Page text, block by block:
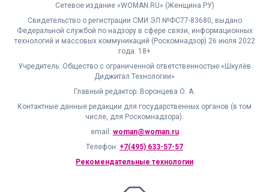
Сетевое издание «WOMAN.RU» (Женщина.РУ)
Свидетельство о регистрации СМИ ЭЛ №ФС77-83680, выдано
Федеральной службой по надзору в сфере связи, информационных
технологий и массовых коммуникаций (Роскомнадзор) 26 июля 2022
года. 18+
Учредитель: Общество с ограниченной ответственностью «Шкулёв
Диджитал Технологии»
Главный редактор: Воронцева О. А.
Контактные данные редакции для государственных органов (в том
числе, для Роскомнадзора):
email: woman@woman.ru
Телефон: +7(495) 633-57-57
Рекомендательные технологии